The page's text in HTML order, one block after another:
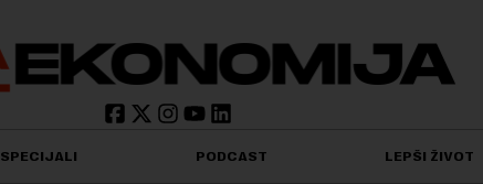
SPECIJALI PODCAST LEPŠI ŽIVOT